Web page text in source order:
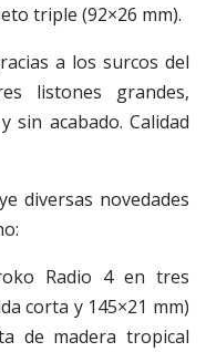
triple (92×26 mm).
a los surcos del
listones grandes,
sin acabado. Calidad
diversas novedades
Radio 4 en tres
corta y 145×21 mm)
de madera tropical